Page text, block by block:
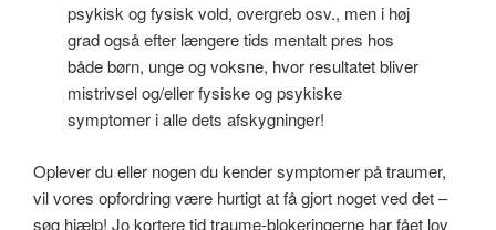
psykisk og fysisk vold, overgreb osv., men i høj
grad også efter længere tids mentalt pres hos
både børn, unge og voksne, hvor resultatet bliver
mistrivsel og/eller fysiske og psykiske
symptomer i alle dets afskygninger!
Oplever du eller nogen du kender symptomer på traumer,
vil vores opfordring være hurtigt at få gjort noget ved det –
søg hjælp! Jo kortere tid traume-blokeringerne har fået lov